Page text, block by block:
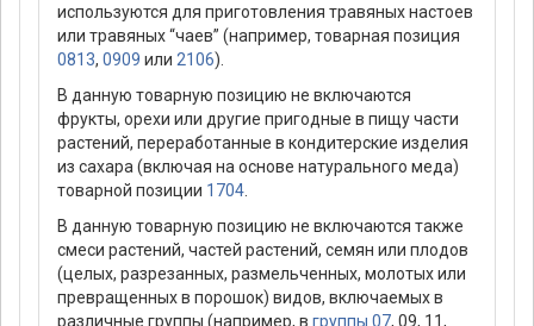
используются для приготовления травяных настоев
или травяных “чаев” (например, товарная позиция
0813, 0909 или 2106).
В данную товарную позицию не включаются
фрукты, орехи или другие пригодные в пищу части
растений, переработанные в кондитерские изделия
из сахара (включая на основе натурального меда)
товарной позиции 1704
В данную товарную позицию не включаются также
смеси растений, частей растений, семян или плодов
(целых, разрезанных, размельченных, молотых или
превращенных в порошок) видов, включаемых в
различные группы (например, в группы 07, 09, 11,